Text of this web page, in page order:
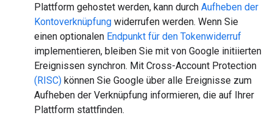
Plattform gehostet werden, kann durch Aufheben der
Kontoverknüpfung widerrufen werden. Wenn Sie
einen optionalen Endpunkt für den Tokenwiderruf
implementieren, bleiben Sie mit von Google initiierten
Ereignissen synchron. Mit Cross-Account Protection
(RISC) können Sie Google über alle Ereignisse zum
Aufheben der Verknüpfung informieren, die auf Ihrer
Plattform stattfinden.